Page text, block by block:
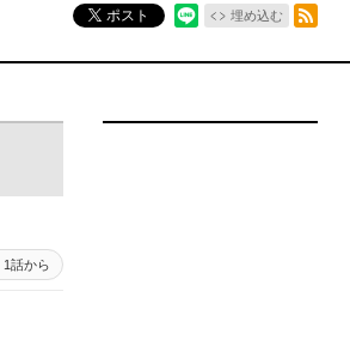
ポスト 埋め込む
1話から